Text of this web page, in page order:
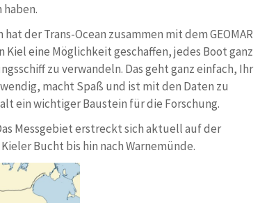
der Trans-Ocean zusammen mit dem GEOMAR
eine Möglichkeit geschaffen, jedes Boot ganz
zu verwandeln. Das geht ganz einfach, Ihr
macht Spaß und ist mit den Daten zu
ein wichtiger Baustein für die Forschung.
Messgebiet erstreckt sich aktuell auf der
Bucht bis hin nach Warnemünde.